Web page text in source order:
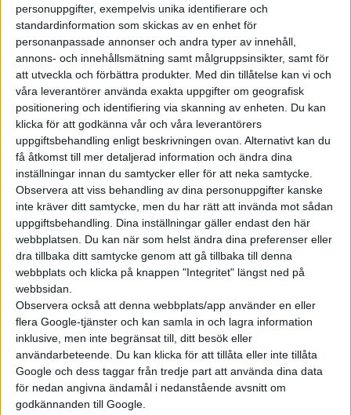
personuppgifter, exempelvis unika identifierare och
standardinformation som skickas av en enhet för
personanpassade annonser och andra typer av innehåll,
annons- och innehållsmätning samt målgruppsinsikter, samt för
att utveckla och förbättra produkter. Med din tillåtelse kan vi och
våra leverantörer använda exakta uppgifter om geografisk
positionering och identifiering via skanning av enheten. Du kan
klicka för att godkänna vår och våra leverantörers
uppgiftsbehandling enligt beskrivningen ovan. Alternativt kan du
få åtkomst till mer detaljerad information och ändra dina
inställningar innan du samtycker eller för att neka samtycke.
Observera att viss behandling av dina personuppgifter kanske
inte kräver ditt samtycke, men du har rätt att invända mot sådan
uppgiftsbehandling. Dina inställningar gäller endast den här
webbplatsen. Du kan när som helst ändra dina preferenser eller
dra tillbaka ditt samtycke genom att gå tillbaka till denna
webbplats och klicka på knappen "Integritet" längst ned på
webbsidan.
Observera också att denna webbplats/app använder en eller
flera Google-tjänster och kan samla in och lagra information
inklusive, men inte begränsat till, ditt besök eller
användarbeteende. Du kan klicka för att tillåta eller inte tillåta
Google och dess taggar från tredje part att använda dina data
för nedan angivna ändamål i nedanstående avsnitt om
godkännanden till Google.
Enligt företaget har man ansträngt sig extra för att att
isolera bort vägljud, och utlovar att Lexus UX300e har en av de
tystaste kupeerna i sin klass.
Lexus UX300e ska lanseras i Kina och Europa under 2020, och i
Japan 2021. Några priser har ännu inte kommunicerats.